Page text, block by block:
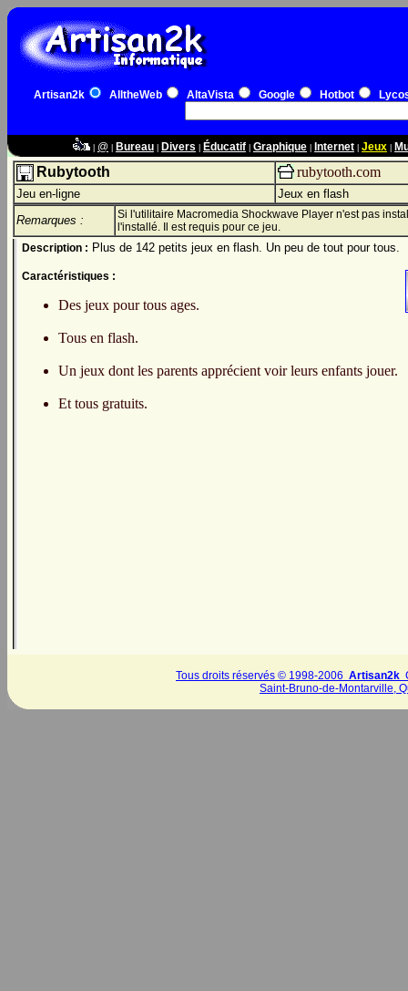
Artisan2k AlltheWeb AltaVista Google Hotbot
@ Bureau Divers Éducatif Graphique Internet Jeux
Rubytooth rubytooth.com
Jeu en-ligne
Jeux en flash
Remarques :
Si l'utilitaire Macromedia Shockwave Player n'est pas
l'installé. Il est requis pour ce jeu.
Description : Plus de 142 petits jeux en flash. Un peu de tout pour tous.
Caractéristiques :
Des jeux pour tous ages.
Tous en flash.
Un jeux dont les parents apprécient voir leurs enfants jouer.
Et tous gratuits.
Tous droits réservés © 1998-2006 Artisan2k
Saint-Bruno-de-Montarville,